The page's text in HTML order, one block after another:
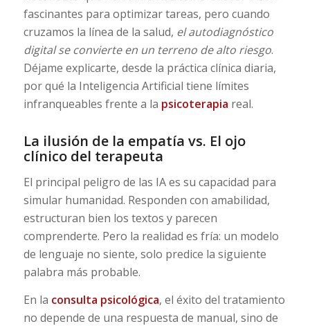
fascinantes para optimizar tareas, pero cuando
cruzamos la línea de la salud, el autodiagnóstico
digital se convierte en un terreno de alto riesgo.
Déjame explicarte, desde la práctica clínica diaria,
por qué la Inteligencia Artificial tiene límites
infranqueables frente a la psicoterapia real.
La ilusión de la empatía vs. El ojo
clínico del terapeuta
El principal peligro de las IA es su capacidad para
simular humanidad. Responden con amabilidad,
estructuran bien los textos y parecen
comprenderte. Pero la realidad es fría: un modelo
de lenguaje no siente, solo predice la siguiente
palabra más probable.
En la consulta psicológica, el éxito del tratamiento
no depende de una respuesta de manual, sino de